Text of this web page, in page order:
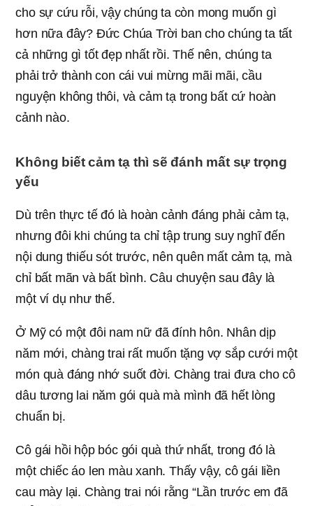
cho sự cứu rỗi, vậy chúng ta còn mong muốn gì
hơn nữa đây? Đức Chúa Trời ban cho chúng ta tất
cả những gì tốt đẹp nhất rồi. Thế nên, chúng ta
phải trở thành con cái vui mừng mãi mãi, cầu
nguyện không thôi, và cảm tạ trong bất cứ hoàn
cảnh nào.
Không biết cảm tạ thì sẽ đánh mất sự trọng
yếu
Dù trên thực tế đó là hoàn cảnh đáng phải cảm tạ,
nhưng đôi khi chúng ta chỉ tập trung suy nghĩ đến
nội dung thiếu sót trước, nên quên mất cảm tạ, mà
chỉ bất mãn và bất bình. Câu chuyện sau đây là
một ví dụ như thế.
Ở Mỹ có một đôi nam nữ đã đính hôn. Nhân dịp
năm mới, chàng trai rất muốn tặng vợ sắp cưới một
món quà đáng nhớ suốt đời. Chàng trai đưa cho cô
dâu tương lai năm gói quà mà mình đã hết lòng
chuẩn bị.
Cô gái hồi hộp bóc gói quà thứ nhất, trong đó là
một chiếc áo len màu xanh. Thấy vậy, cô gái liền
cau mày lại. Chàng trai nói rằng “Lần trước em đã